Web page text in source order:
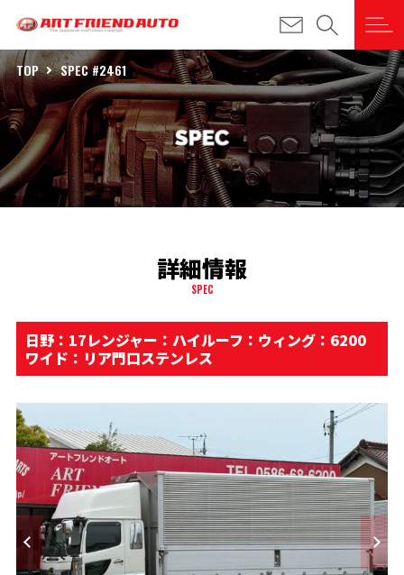
TOP SPEC #2461
詳細情報
SPEC
日野：17レンジャー：ハイルーフ：ウィング：6200
ワイド：リア門口ステンレス